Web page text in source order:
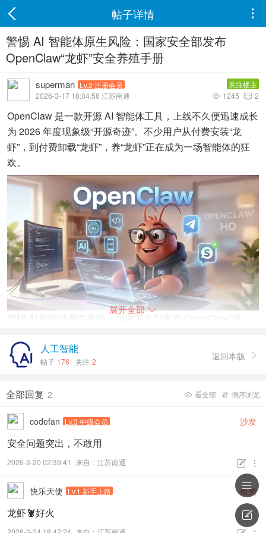
帖子详情 
警惕 AI 智能体原生风险：国家安全部发布
OpenClaw“龙虾”安全养殖手册
superman Lv.2 注册会员
关注楼主
2026-3-17 18:04:58 江苏南通
 2
 1245
OpenClaw 是一款开源 AI 智能体工具，上线不久便迅速成长
为 2026 年度现象级“开源奇迹”。不少用户从付费安装“龙
虾”，到付费卸载“龙虾”，养“龙虾”正在成为一场智能体的狂
欢。
警惕 AI 智能体原生风险：国家安全部发布 OpenClaw“龙
国家安全部在此时发布安全指南，旨在提醒广大用户在拥抱
虾”真正成为遵规守纪、产能高效的“数字员工”。
国家安全部指出，“龙虾”之所以能迅速蹿红，源于其独特的
生产特点。与传统大模型智能体不同，“龙虾”不再停留在“给
出方案”的咨询建议层面，而是可以通过聊天程序远程执行用
户指令，自主完成从文件管理到邮件撰写、从日历调度到网
页浏览等一系列任务。它内置了大量技能插件，用户可以像
搭建乐高一样组合出覆盖多场景的工具链。更关键的是，“龙
虾”具备“自我进化”能力，能够长期记忆用户使用记录，持续
展开全部 
人工智能
帖子 176 关注 2 返回本版 
 倒序浏览
 看全部
全部回复 2
codefan Lv.3 中级会员 沙发
安全问题突出，不敢用
2026-3-20 02:39:41 来自：江苏南通  
快乐天使 Lv.1 新手上路 板凳
龙虾🦞好火

